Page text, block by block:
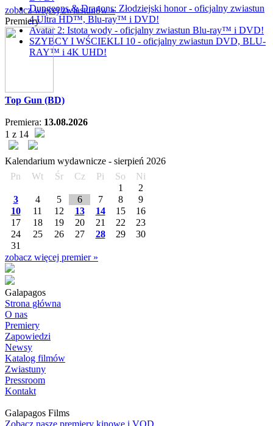
Dungeons & Dragons: Złodziejski honor - oficjalny zwiastun
4 Ultra HD™, Blu-ray™ i DVD!
Avatar 2: Istota wody - oficjalny zwiastun Blu-ray™ i DVD!
SZYBCY I WŚCIEKLI 10 - oficjalny zwiastun DVD, BLU-
RAY™ i 4K UHD!
zobacz więcej zwiastunów »
Premiery
Top Gun (BD)
Premiera: 13.08.2026
1 z 14
Kalendarium wydawnicze - sierpień 2026
Pn
Wt Śr Cz Pi So
Ni
1
2
3
4 5 6 7 8
9
10
11 12 13 14 15
16
17
18 19 20 21 22
23
24
25 26 27 28 29
30
31
zobacz więcej premier »
Galapagos
Strona główna
O nas
Premiery
Zapowiedzi
Newsy
Katalog filmów
Zwiastuny
Pressroom
Kontakt
Galapagos Films
Zobacz nasze premiery kinowe i VOD